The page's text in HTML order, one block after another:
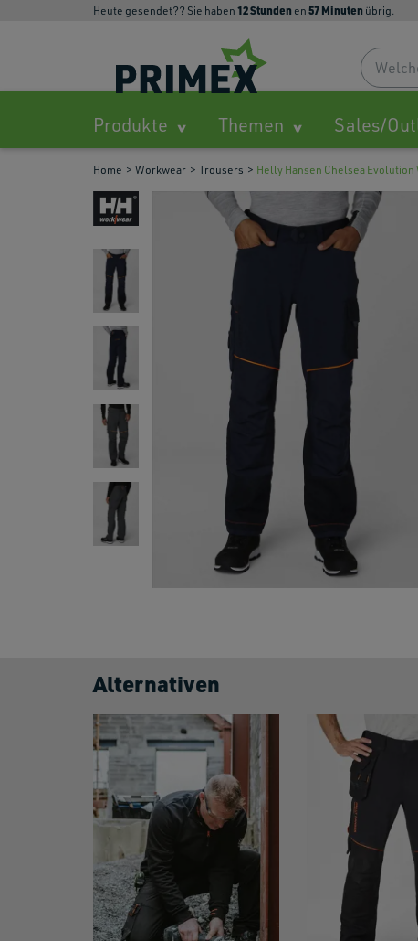
Heute gesendet?? Sie haben 12Stunden en 57Minuten übrig.
Produkte Themen Sales/
Home Workwear Trousers Helly Hansen Chelsea Evolution
Alternativen